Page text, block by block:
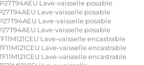
Lave-vaisselle posable
Lave-vaisselle posable
Lave-vaisselle posable
Lave-vaisselle posable
Lave-vaisselle encastrable
Lave-vaisselle encastrable
Lave-vaisselle encastrable